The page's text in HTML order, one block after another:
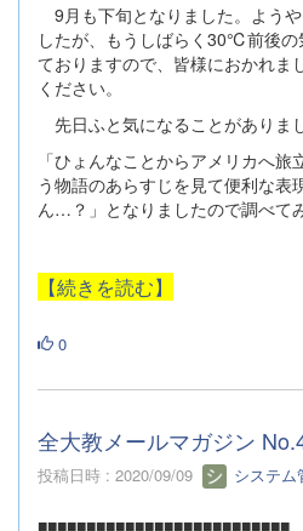
9月も下旬となりました。よう
したが、もうしばらく30℃前後の
ておりますので、皆様におかれま
ください。
先日ふと気になることがありまし
「ひょんなことからアメリカへ
う物語のあらすじを見て便利な表
ん…？」となりましたので調べて
【続きを読む】
0
全大教メールマガジン
投稿日時 : 2020/09/09 システム
■■■■■■■■■■■■■■■■■■■■■■■■■■